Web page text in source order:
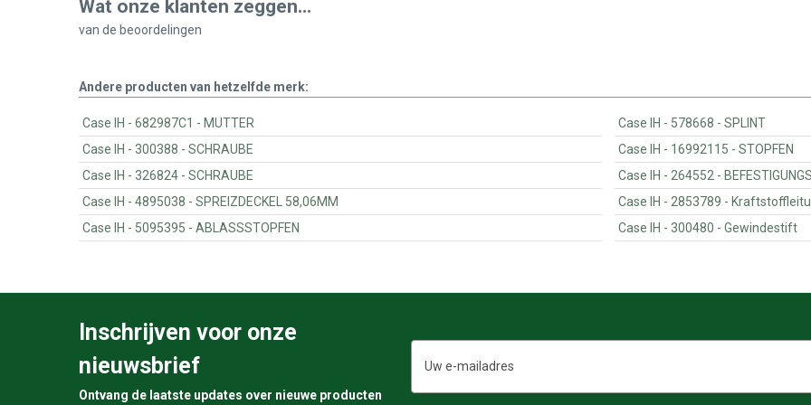
Wat onze klanten zeggen...
van de beoordelingen
Andere producten van hetzelfde merk:
Case IH - 682987C1 - MUTTER
Case IH - 300388 - SCHRAUBE
Case IH - 326824 - SCHRAUBE
Case IH - 4895038 - SPREIZDECKEL 58,06MM
Case IH - 5095395 - ABLASSSTOPFEN
Case IH - 578668 - SPLINT
Case IH - 16992115 - STOPFEN
Case IH - 264552 -
Case IH - 2853789 -
Case IH - 300480 - Gewindestift
Inschrijven voor onze
nieuwsbrief
Ontvang de laatste updates over nieuwe producten
mailadres